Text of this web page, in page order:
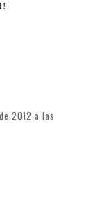
2012 a las